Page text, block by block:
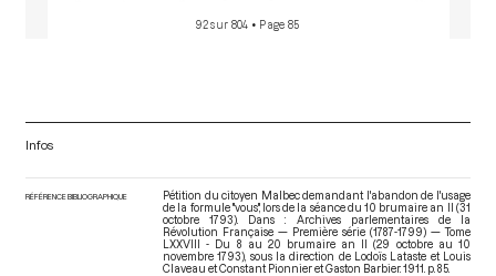
92 sur 804 • Page 85
Infos
RÉFÉRENCE BIBLIOGRAPHIQUE
Pétition du citoyen Malbec demandant l'abandon de l'usage
de la formule "vous", lors de la séance du 10 brumaire an II (31
octobre 1793). Dans : Archives parlementaires de la
Révolution Française — Première série (1787-1799) — Tome
LXXVIII - Du 8 au 20 brumaire an II (29 octobre au 10
novembre 1793) , sous la direction de Lodoïs Lataste et Louis
Claveau et Constant Pionnier et Gaston Barbier. 1911. p. 85.